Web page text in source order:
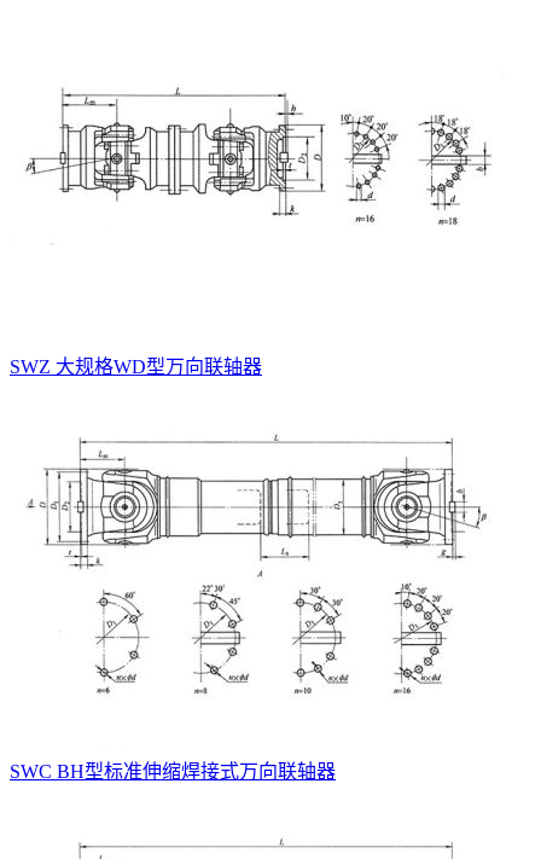
SWZ 大规格WD型万向联轴器
SWC BH型标准伸缩焊接式万向联轴器